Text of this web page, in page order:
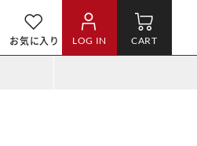
お気に入り LOG IN CART